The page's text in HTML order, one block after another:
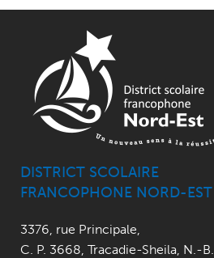
DISTRICT SCOLAIRE
FRANCOPHONE NORD-EST
3376, rue Principale,
C. P. 3668, Tracadie-Sheila, N.-B.